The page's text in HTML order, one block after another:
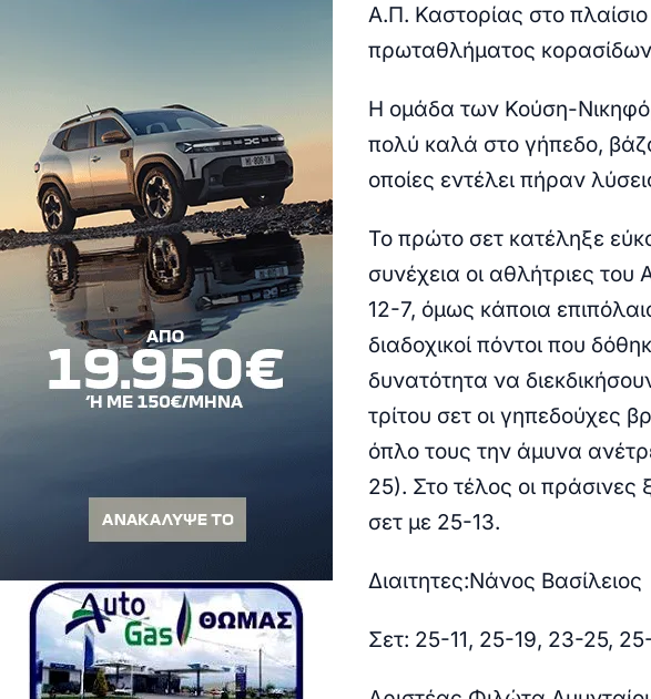
Α.Π. Καστορίας στο
πρωταθλήματος
Η ομάδα των Κούση-
πολύ καλά στο γήπεδο,
οποίες εντέλει πήραν
Το πρώτο σετ κατέληξε
συνέχεια οι αθλήτριες
12-7, όμως κάποια
διαδοχικοί πόντοι που
δυνατότητα να
τρίτου σετ οι γηπεδούχες
όπλο τους την άμυνα
25). Στο τέλος οι πράσινες
σετ με 25-13.
Διαιτητες:Νάνος Βασίλειος
Σετ: 25-11, 25-19, 23-25,